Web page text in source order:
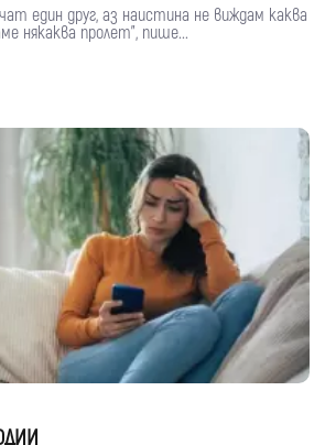
един друг, аз наистина не виждам каква
някаква пролет", пише...